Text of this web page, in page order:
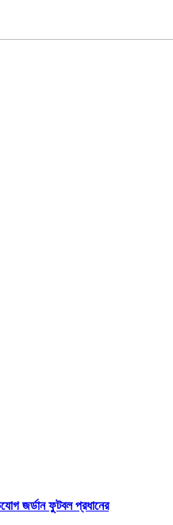
জর্ডান ফুটবল প্রধানের